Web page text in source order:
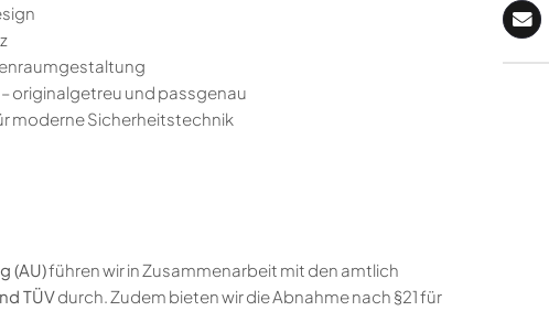
originalgetreu und passgenau
moderne Sicherheitstechnik
(AU)führen wir in Zusammenarbeit mit den amtlich
TÜVdurch. Zudem bieten wir die Abnahme nach §21 für